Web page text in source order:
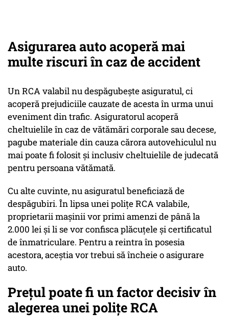
Asigurarea auto acoperă mai
multe riscuri în caz de accident
Un RCA valabil nu despăgubeşte asiguratul, ci
acoperă prejudiciile cauzate de acesta în urma unui
eveniment din trafic. Asiguratorul acoperă
cheltuielile în caz de vătămări corporale sau decese,
pagube materiale din cauza cărora autovehiculul nu
mai poate fi folosit şi inclusiv cheltuielile de judecată
pentru persoana vătămată.
Cu alte cuvinte, nu asiguratul beneficiază de
despăgubiri. În lipsa unei poliţe RCA valabile,
proprietarii maşinii vor primi amenzi de până la
2.000 lei şi li se vor confisca plăcuţele şi certificatul
de înmatriculare. Pentru a reintra în posesia
acestora, aceştia vor trebui să încheie o asigurare
auto.
Preţul poate fi un factor decisiv în
alegerea unei poliţe RCA